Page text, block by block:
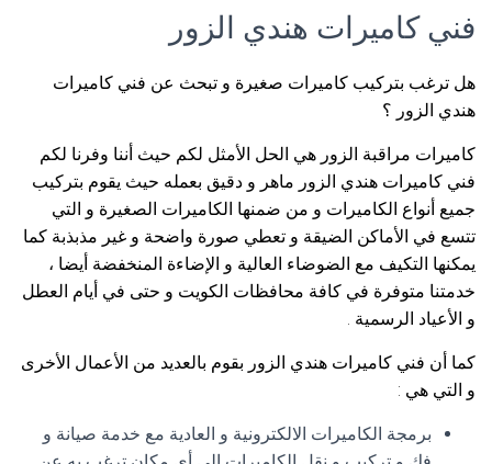
فني كاميرات هندي الزور
هل ترغب بتركيب كاميرات صغيرة و تبحث عن فني كاميرات
هندي الزور ؟
كاميرات مراقبة الزور هي الحل الأمثل لكم حيث أننا وفرنا لكم
فني كاميرات هندي الزور ماهر و دقيق بعمله حيث يقوم بتركيب
جميع أنواع الكاميرات و من ضمنها الكاميرات الصغيرة و التي
تتسع في الأماكن الضيقة و تعطي صورة واضحة و غير مذبذبة كما
يمكنها التكيف مع الضوضاء العالية و الإضاءة المنخفضة أيضا ،
خدمتنا متوفرة في كافة محافظات الكويت و حتى في أيام العطل
و الأعياد الرسمية .
كما أن فني كاميرات هندي الزور بقوم بالعديد من الأعمال الأخرى
و التي هي :
برمجة الكاميرات الالكترونية و العادية مع خدمة صيانة و